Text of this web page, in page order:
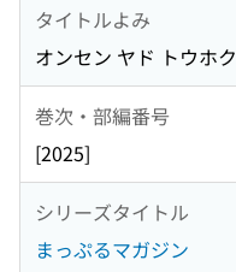
タイトルよみ
オンセン ヤド トウホク
巻次・部編番号
[2025]
シリーズタイトル
まっぷるマガジン